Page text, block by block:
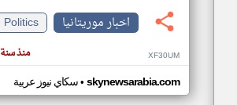
اخبار موريتانيا
Politics
منذ سنة XF30UM
سكاي نيوز عربية• skynewsarabia.com